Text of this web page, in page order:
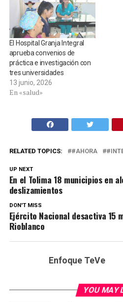
El Hospital Granja Integral
aprueba convenios de
práctica e investigación con
tres universidades
13 junio, 2026
En «salud»
RELATED TOPICS: #AHORA
UP NEXT
En el Tolima 18 municipios en
deslizamientos
DON'T MISS
Ejército Nacional desactiva 15
Rioblanco
Enfoque TeVe
YOU MAY